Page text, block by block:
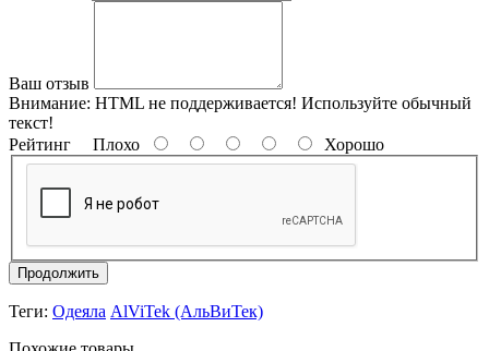
Ваш отзыв
Внимание: HTML не поддерживается! Используйте обычный
текст!
Рейтинг Плохо Хорошо
Продолжить
Теги: Одеяла AlViTek (АльВиТек)